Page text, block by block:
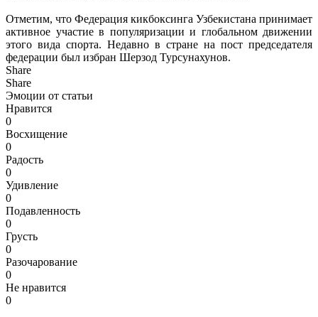
Отметим, что Федерация кикбоксинга Узбекистана принимает
активное участие в популяризации и глобальном движении
этого вида спорта. Недавно в стране на пост председателя
федерации был избран Шерзод Турсунахунов.
Share
Share
Эмоции от статьи
Нравится
0
Восхищение
0
Радость
0
Удивление
0
Подавленность
0
Грусть
0
Разочарование
0
Не нравится
0